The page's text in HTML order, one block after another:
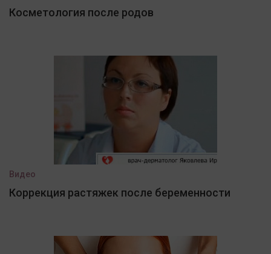
Косметология после родов
Видео
Коррекция растяжек после беременности